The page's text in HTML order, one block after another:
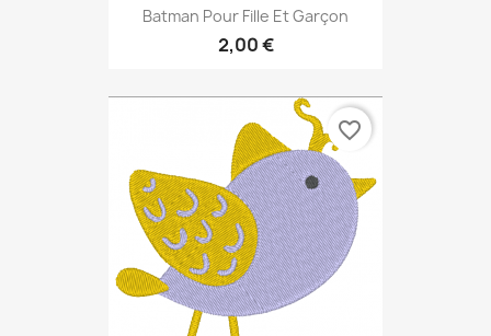
Batman Pour Fille Et Garçon
2,00 €
favorite_border